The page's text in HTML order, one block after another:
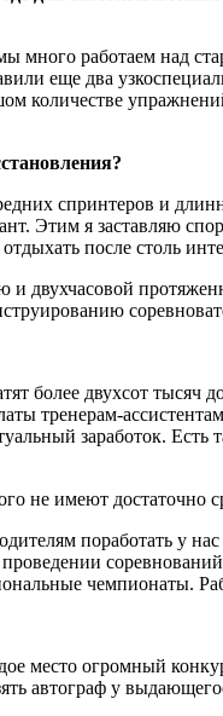
работаем над
еще два
количестве
спринтеров и
Этим я заставляю
после столь
двухчасовой
двухсот тысяч
тренерам-
заработок.
не имеют достаточно
поработать у
чемпионаты.
место огромный
автограф у